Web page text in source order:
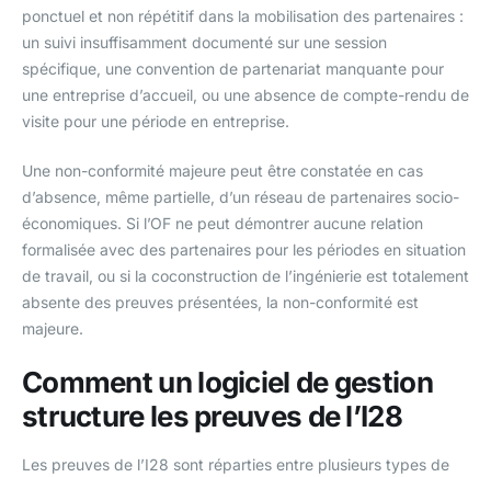
ponctuel et non répétitif dans la mobilisation des partenaires :
un suivi insuffisamment documenté sur une session
spécifique, une convention de partenariat manquante pour
une entreprise d’accueil, ou une absence de compte-rendu de
visite pour une période en entreprise.
Une non-conformité majeure peut être constatée en cas
d’absence, même partielle, d’un réseau de partenaires socio-
économiques. Si l’OF ne peut démontrer aucune relation
formalisée avec des partenaires pour les périodes en situation
de travail, ou si la coconstruction de l’ingénierie est totalement
absente des preuves présentées, la non-conformité est
majeure.
Comment un logiciel de gestion
structure les preuves de l’I28
Les preuves de l’I28 sont réparties entre plusieurs types de